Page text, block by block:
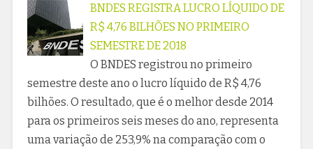
BNDES REGISTRA LUCRO LÍQUIDO DE
R$ 4,76 BILHÕES NO PRIMEIRO
SEMESTRE DE 2018
O BNDES registrou no primeiro
semestre deste ano o lucro líquido de R$ 4,76
bilhões. O resultado, que é o melhor desde 2014
para os primeiros seis meses do ano, representa
uma variação de 253,9% na comparação com o